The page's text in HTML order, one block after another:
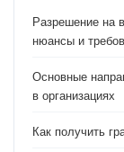
Разрешение на
нюансы и
Основные
в организациях
Как получить